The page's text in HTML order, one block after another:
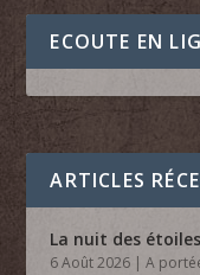
ECOUTE EN
ARTICLES
La nuit des
6 Août 2026 |A